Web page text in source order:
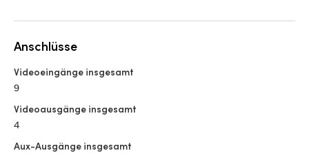
Netherlands
New Zealand
Poland
Portugal
Anschlüsse
Videoeingänge insgesamt
9
Videoausgänge insgesamt
4
Aux-Ausgänge insgesamt